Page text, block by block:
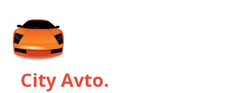
City Avto.